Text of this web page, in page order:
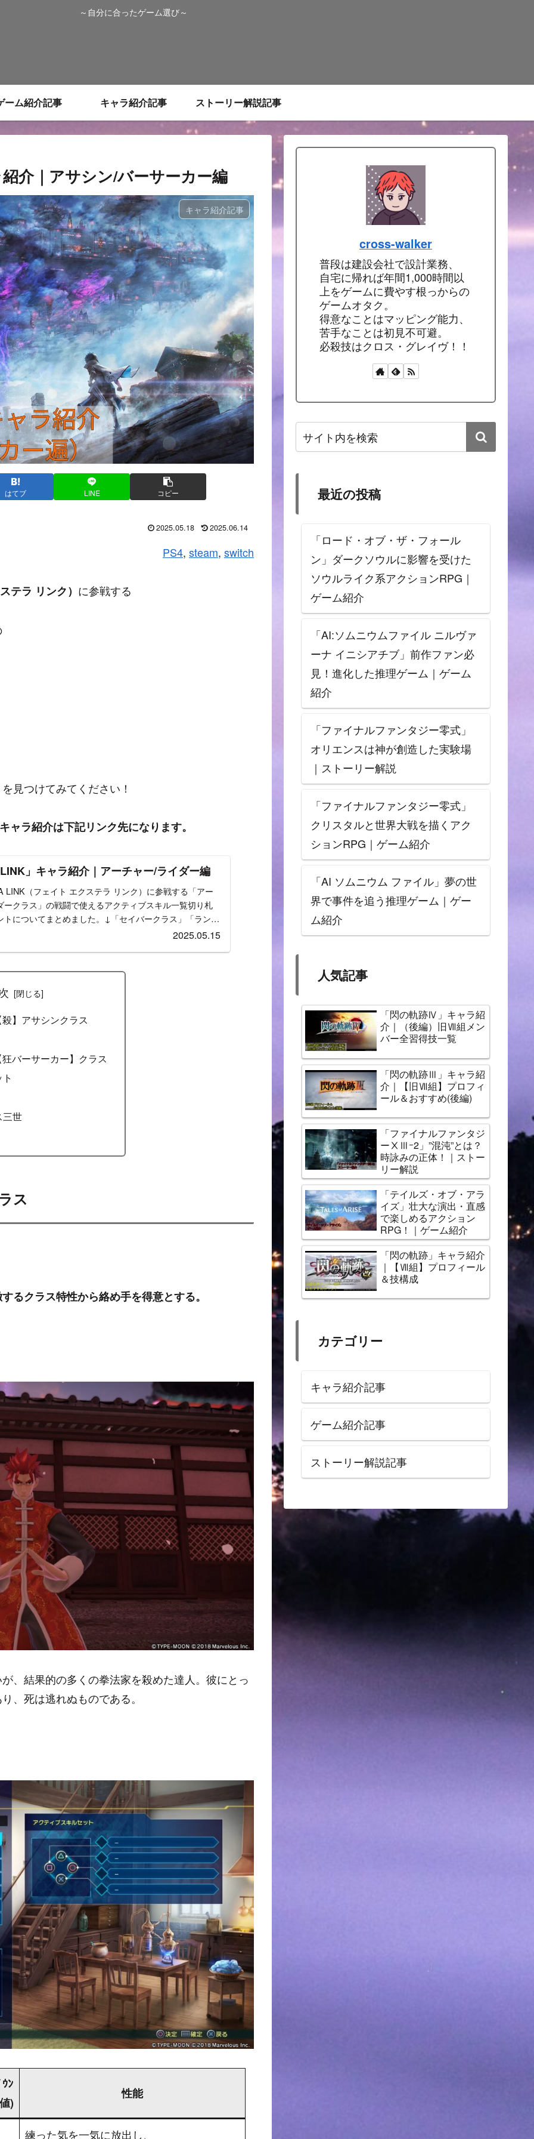
～自分に合ったゲーム選び～
ーム紹介記事 キャラ紹介記事 ストーリー解説記事
介｜アサシン/バーサーカー編
キャラ紹介記事
はてブ LINE コピー
2025.05.18 2025.06.14
PS4, steam, switch
テラ リンク） に参戦する
見つけてみてください！
ラ紹介は下記リンク先になります。
」キャラ紹介｜アーチャー/ライダー編
LINK（フェイト エクステラ リンク）に参戦する「アー
クラス」の戦闘で使えるアクティブスキル一覧切り札
トについてまとめました。↓「セイバークラス」「ランサ
2025.05.15
】アサシンクラス
バーサーカー】クラス
三世
ス
るクラス特性から絡め手を得意とする。
、結果的の多くの拳法家を殺めた達人。彼にとっ
、死は逃れぬものである。
ﾝ
)
性能
練った気を一気に放出し、
cross-walker
普段は建設会社で設計業務、
自宅に帰れば年間1,000時間以
上をゲームに費やす根っからの
ゲームオタク。
得意なことはマッピング能力、
苦手なことは初見不可避。
必殺技はクロス・グレイヴ！！
最近の投稿
「ロード・オブ・ザ・フォール
ン」ダークソウルに影響を受けた
ソウルライク系アクションRPG｜
ゲーム紹介
「AI:ソムニウムファイル ニルヴァ
ーナ イニシアチブ」前作ファン必
見！進化した推理ゲーム｜ゲーム
紹介
「ファイナルファンタジー零式」
オリエンスは神が創造した実験場
｜ストーリー解説
「ファイナルファンタジー零式」
クリスタルと世界大戦を描くアク
ションRPG｜ゲーム紹介
「AI ソムニウム ファイル」夢の世
界で事件を追う推理ゲーム｜ゲー
ム紹介
人気記事
「閃の軌跡Ⅳ」キャラ紹
介｜（後編）旧Ⅶ組メン
バー全習得技一覧
「閃の軌跡Ⅲ」キャラ紹
介｜【旧Ⅶ組】プロフィ
ール＆おすすめ(後編)
「ファイナルファンタジ
ーⅩⅢｰ2」”混沌”とは？
時詠みの正体！｜ストー
リー解説
「テイルズ・オブ・アラ
イズ」壮大な演出・直感
で楽しめるアクション
RPG！｜ゲーム紹介
「閃の軌跡」キャラ紹介
｜【Ⅶ組】プロフィール
＆技構成
カテゴリー
キャラ紹介記事
ゲーム紹介記事
ストーリー解説記事